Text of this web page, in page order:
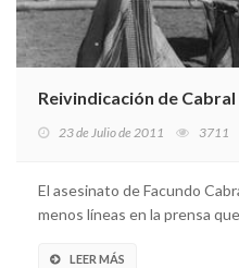
Reivindicación de Cabral
23 de Julio de 2011 3711
El asesinato de Facundo
menos líneas en la prensa
LEER MÁS